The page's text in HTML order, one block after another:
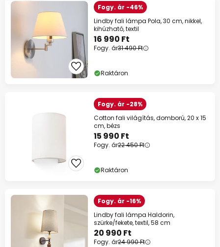
Fogy. ár -46%
Lindby fali lámpa Pola, 30 cm, nikkel,
kihúzható, textil
16 990 Ft
Fogy. ár31 490 Ft
Raktáron
Fogy. ár -28%
Cotton fali világítás, domború, 20 x 15
cm, bézs
15 990 Ft
Fogy. ár22 450 Ft
Raktáron
Fogy. ár -16%
Lindby fali lámpa Haldorin,
szürke/fekete, textil, 58 cm
20 990 Ft
Fogy. ár24 990 Ft